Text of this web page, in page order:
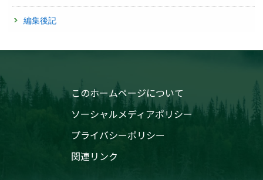
編集後記
このホームページについて
ソーシャルメディアポリシー
プライバシーポリシー
関連リンク